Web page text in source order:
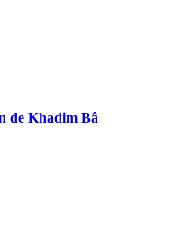
de Khadim Bâ